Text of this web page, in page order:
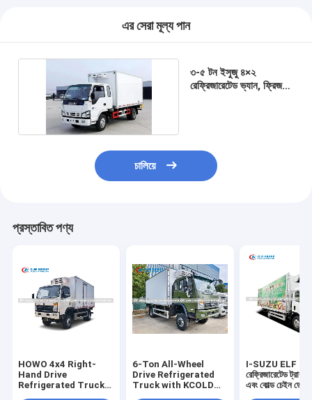
এর সেরা মূল্য পান
৩-৫ টন ইসুজু ৪×২
রেফ্রিজারেটেড ভ্যান, ফ্রিজ
চালিয়ে
প্রস্তাবিত পণ্য
HOWO 4x4 Right-
Hand Drive
Refrigerated Truck
6-Ton All-Wheel
Drive Refrigerated
Truck with KCOLD
I-SUZU ELF
রেফ্রিজারেটেড ট্রাক
এবং কোল্ড চেইন